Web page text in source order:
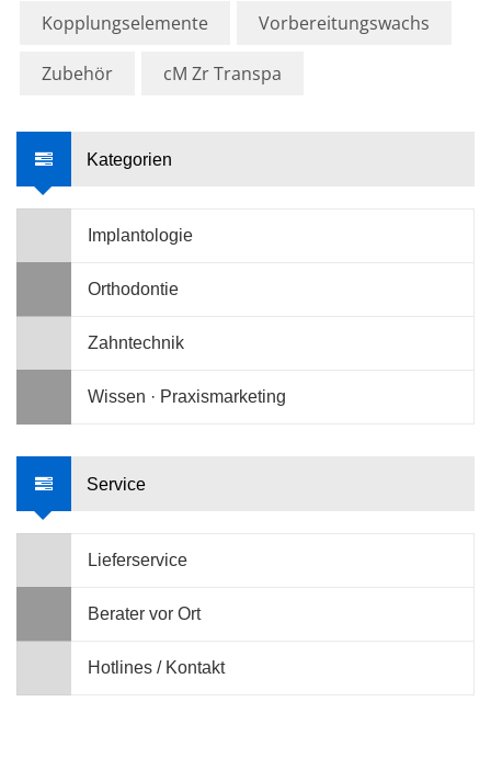
Kopplungselemente Vorbereitungswachs
Zubehör cM Zr Transpa
Kategorien
Implantologie
Orthodontie
Zahntechnik
Wissen · Praxismarketing
Service
Lieferservice
Berater vor Ort
Hotlines / Kontakt